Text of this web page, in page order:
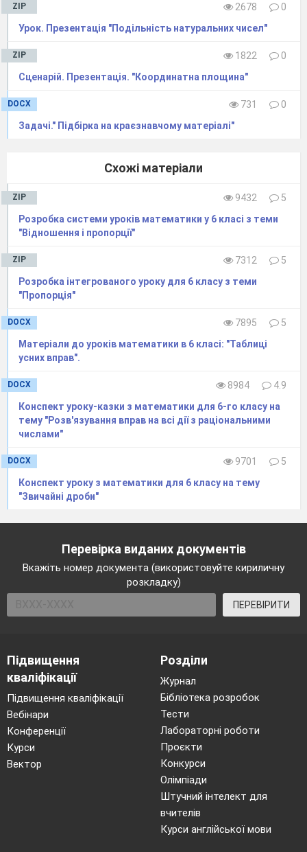
ZIP 2678
0
Урок. Презентація "Подільність натуральних чисел"
ZIP 1822
0
Сценарій. Презентація. "Координатна площина"
DOCX 731
0
Задачі." Підбірка на краєзнавчому матеріалі"
Схожі матеріали
ZIP 9432
5
Розробка системи уроків математики у 6 класі з теми
"Відношення і пропорції"
ZIP 7312
5
Розробка інтегрованого уроку для 6 класу з теми
"Пропорція"
DOCX 7895
5
Матеріали до уроків математики в 6 класі: "Таблиці
усних вправ".
DOCX 8984
4.9
Конспект уроку-казки з математики для 6-го класу на
тему "Розв'язування вправ на всі дії з раціональними
числами"
DOCX 9701
5
Конспект уроку з математики для 6 класу на тему
"Звичайні дроби"
Перевірка виданих документів
Вкажіть номер документа (використовуйте кириличну
розкладку)
ПЕРЕВІРИТИ
Підвищення
кваліфікації
Підвищення кваліфікації
Вебінари
Конференції
Курси
Вектор
Розділи
Журнал
Бібліотека розробок
Тести
Лабораторні роботи
Проєкти
Конкурси
Олімпіади
Штучний інтелект для
вчителів
Курси англійської мови